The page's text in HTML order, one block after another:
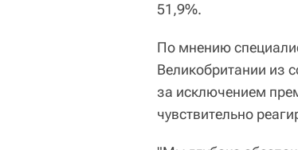
51,9%.
По мнению
Великобритании из
за исключением
чувствительно